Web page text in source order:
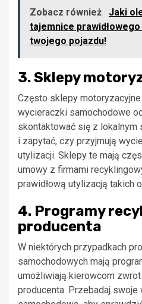
Zobacz również
Jaki
tajemnice
twojego pojazdu!
3. Sklepy
Często sklepy
wycieraczki samochodowe
skontaktować się z lokalnym
i zapytać, czy przyjmują
utylizacji. Sklepy te mają
umowy z firmami
prawidłową utylizacją takich
4. Programy
producenta
W niektórych przypadkach
samochodowych mają
umożliwiają kierowcom
producenta. Przebadaj swoje